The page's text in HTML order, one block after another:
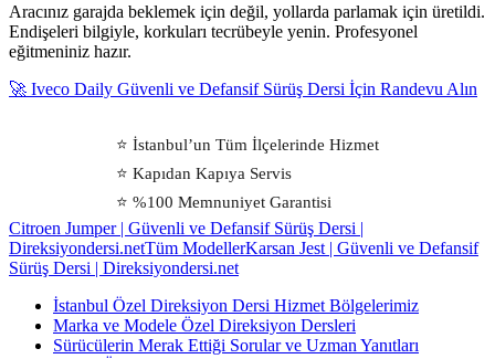
Aracınız garajda beklemek için değil, yollarda parlamak için üretildi.
Endişeleri bilgiyle, korkuları tecrübeyle yenin. Profesyonel
eğitmeniniz hazır.
🚀 Iveco Daily Güvenli ve Defansif Sürüş Dersi İçin Randevu Alın
⭐ İstanbul’un Tüm İlçelerinde Hizmet
⭐ Kapıdan Kapıya Servis
⭐ %100 Memnuniyet Garantisi
Citroen Jumper | Güvenli ve Defansif Sürüş Dersi |
Direksiyondersi.netTüm ModellerKarsan Jest | Güvenli ve Defansif
Sürüş Dersi | Direksiyondersi.net
İstanbul Özel Direksiyon Dersi Hizmet Bölgelerimiz
Marka ve Modele Özel Direksiyon Dersleri
Sürücülerin Merak Ettiği Sorular ve Uzman Yanıtları